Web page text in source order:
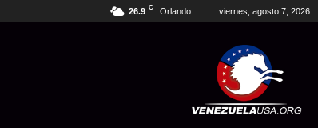
26.9 C Orlando viernes, agosto 7, 2026
Venezuela
USA